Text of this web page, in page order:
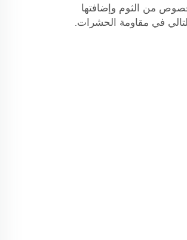
من الثوم وإضافتها
في مقاومة الحشرات.